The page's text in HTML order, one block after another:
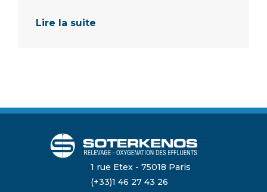
Lire la suite
1 rue Etex - 75018 Paris
(+33)1 46 27 43 26